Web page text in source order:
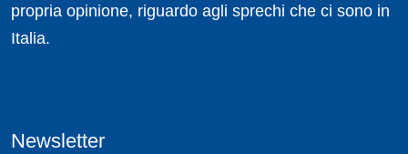
propria opinione, riguardo agli sprechi che ci sono in
Italia.
Newsletter